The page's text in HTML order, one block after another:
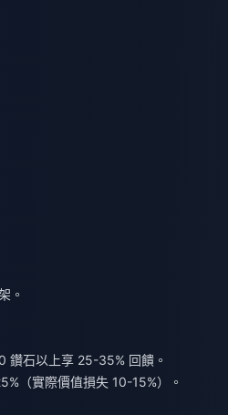
。
鑽石以上享 25-35% 回饋。
（實際價值損失 10-15%）。